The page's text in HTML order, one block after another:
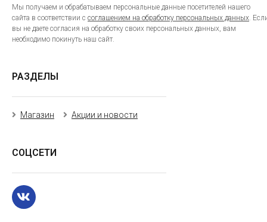
Мы получаем и обрабатываем персональные данные посетителей нашего
сайта в соответствии с соглашением на обработку персональных данных.
вы не даете согласия на обработку своих персональных данных, вам
необходимо покинуть наш сайт.
РАЗДЕЛЫ
Магазин Акции и новости
СОЦСЕТИ